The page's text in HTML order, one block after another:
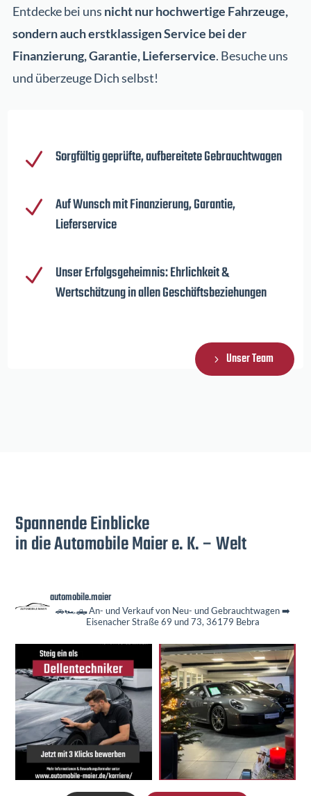
Entdecke bei uns nicht nur hochwertige Fahrzeuge,
sondern auch erstklassigen Service bei der
Finanzierung, Garantie, Lieferservice. Besuche uns
und überzeuge Dich selbst!
N Sorgfältig geprüfte, aufbereitete Gebrauchtwagen
N
Auf Wunsch mit Finanzierung, Garantie,
Lieferservice
N
Unser Erfolgsgeheimnis: Ehrlichkeit &
Wertschätzung in allen Geschäftsbeziehungen
Unser Team
Spannende Einblicke
in die Automobile Maier e. K. – Welt
automobile.maier
🚗🏎️🛻 An- und Verkauf von Neu- und Gebrauchtwagen➡️
Eisenacher Straße 69 und 73, 36179 Bebra